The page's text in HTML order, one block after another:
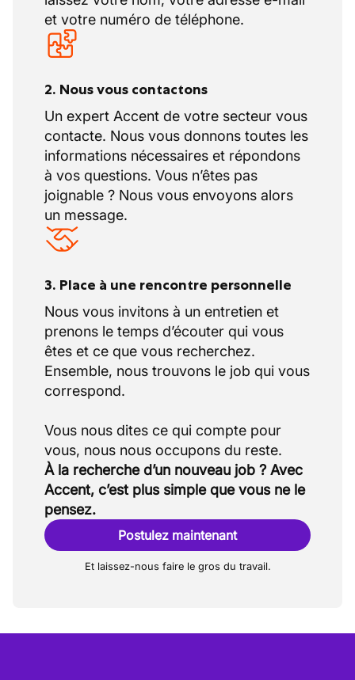
et votre numéro de téléphone.
2. Nous vous contactons
Un expert Accent de votre secteur vous
contacte. Nous vous donnons toutes les
informations nécessaires et répondons
à vos questions. Vous n’êtes pas
joignable ? Nous vous envoyons alors
un message.
3. Place à une rencontre personnelle
Nous vous invitons à un entretien et
prenons le temps d’écouter qui vous
êtes et ce que vous recherchez.
Ensemble, nous trouvons le job qui vous
correspond.
Vous nous dites ce qui compte pour
À la recherche d’un nouveau job ? Avec
Accent, c’est plus simple que vous ne le
pensez.
Postulez maintenant
Et laissez-nous faire le gros du travail.